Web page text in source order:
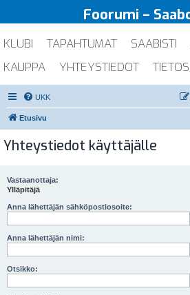
Foorumi –
KLUBI TAPAHTUMAT SAABISTI
KAUPPA
YHTEYSTIEDOT
UKK
Etusivu
Yhteystiedot käyttäjälle
Vastaanottaja:
Ylläpitäjä
Anna lähettäjän sähköpostiosoite:
Anna lähettäjän nimi:
Otsikko: